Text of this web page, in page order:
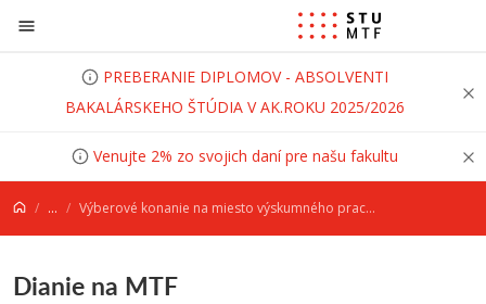
Prejsť na obsah
PREBERANIE DIPLOMOV - ABSOLVENTI
BAKALÁRSKEHO ŠTÚDIA V AK.ROKU 2025/2026
Venujte 2% zo svojich daní pre našu fakultu
... Výberové konanie na miesto výskumného pracovníka/pracovníčky na UIAM
Dianie na MTF